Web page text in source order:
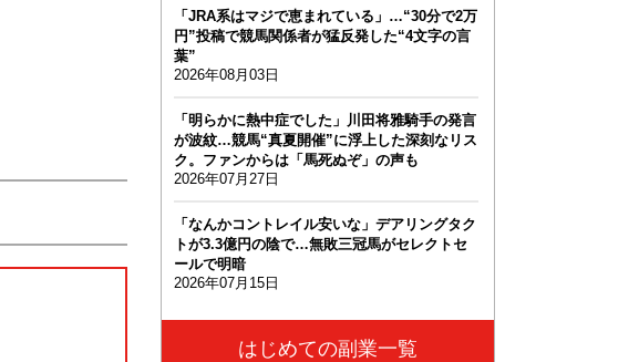
「JRA系はマジで恵まれている」…“30分で2万
円”投稿で競馬関係者が猛反発した“4文字の言
葉”
2026年08月03日
「明らかに熱中症でした」川田将雅騎手の発言
が波紋…競馬“真夏開催”に浮上した深刻なリス
ク。ファンからは「馬死ぬぞ」の声も
2026年07月27日
「なんかコントレイル安いな」デアリングタク
トが3.3億円の陰で…無敗三冠馬がセレクトセ
ールで明暗
2026年07月15日
はじめての副業一覧